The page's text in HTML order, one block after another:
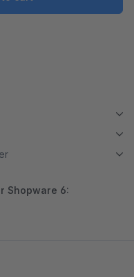
Shopware 6: